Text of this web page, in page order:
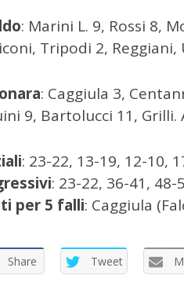
: Marini L. 9, Rossi 8,
Tripodi 2, Reggiani,
: Caggiula 3,
9, Bartolucci 11, Grilli.
: 23-22, 13-19, 12-10,
: 23-22, 36-41, 48-
per 5 falli: Caggiula
Share Tweet